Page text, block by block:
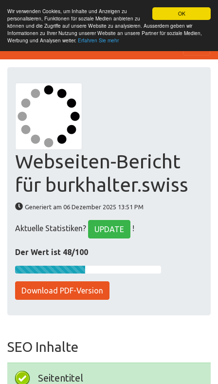
OK
Wir verwenden Cookies, um Inhalte und Anzeigen zu
personalisieren, Funktionen für soziale Medien anbieten zu
können und die Zugriffe auf unsere Website zu analysieren. Ausserdem geben wir
Informationen zu Ihrer Nutzung unserer Website an unsere Partner für soziale Medien,
Werbung und Analysen weiter. Erfahren Sie mehr
Website-SEO-Überprüfung
Webseiten-Bericht
für burkhalter.swiss
Generiert am 06 Dezember 2025 13:51 PM
Aktuelle Statistiken? UPDATE !
Der Wert ist 48/100
Download PDF-Version
SEO Inhalte
Seitentitel